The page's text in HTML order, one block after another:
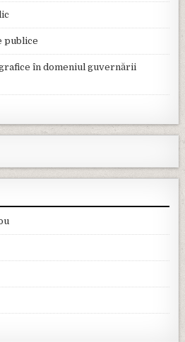
publice
în domeniul guvernării